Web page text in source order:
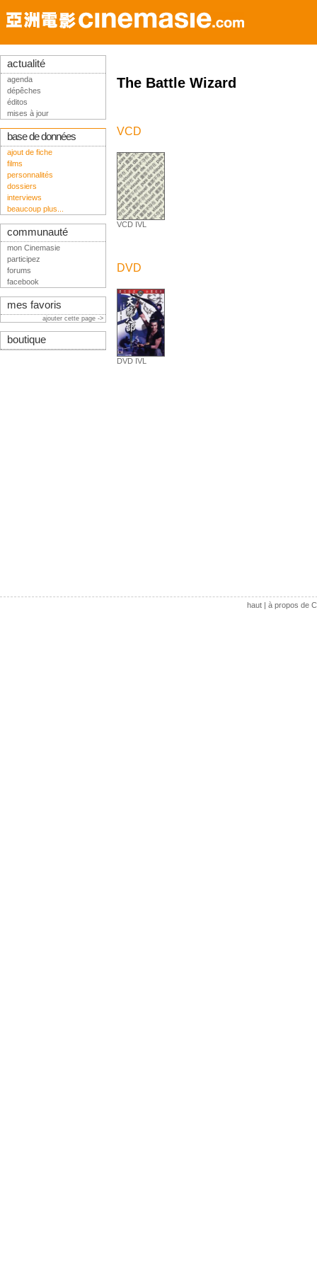
The Battle Wizard
VCD
VCD IVL
DVD
DVD IVL
actualité
agenda
dépêches
éditos
mises à jour
base de données
ajout de fiche
films
personnalités
dossiers
interviews
beaucoup plus...
communauté
mon Cinemasie
participez
forums
facebook
mes favoris
ajouter cette page ->
boutique
haut| à propos de